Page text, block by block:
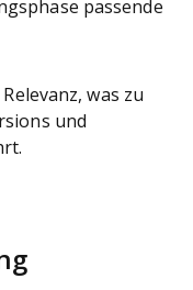
passende
was zu
und